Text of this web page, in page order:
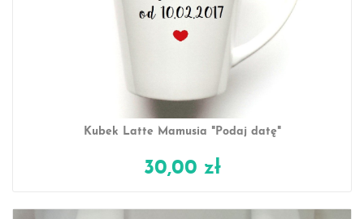
Kubek Latte Mamusia "Podaj datę"
30,00 zł